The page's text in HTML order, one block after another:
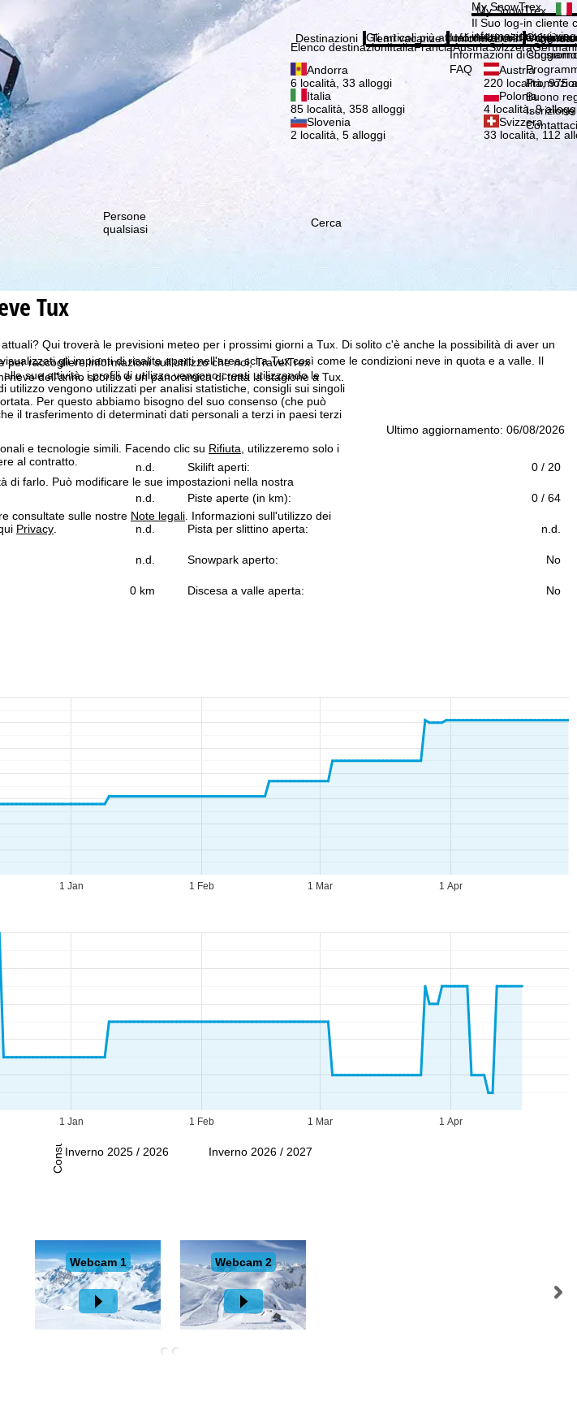
raccogliere informazioni sull'utilizzo che noi, TravelTrex
sue attività, i profili di utilizzo vengono creati utilizzando le
utilizzo vengono utilizzati per analisi statistiche, consigli sui singoli
Per questo abbiamo bisogno del suo consenso (che può
il trasferimento di determinati dati personali a terzi in paesi terzi
e tecnologie simili. Facendo clic su Rifiuta, utilizzeremo solo i
al contratto.
di farlo. Può modificare le sue impostazioni nella nostra
consultate sulle nostre Note legali . Informazioni sull'utilizzo dei
Privacy
17:00
14:00
Consulenza
Iscrizione
My SnowTrex
My SnowTrex
Il Suo log-in cliente
informazioni sui
Si
Destinazioni
Elenco destinazioniItaliaFranciaAustriaSvizzera
Andorra
6 località, 33 alloggi
Austria
220 località, 975
Italia
85 località, 358 alloggi
Polonia
4 località, 9
Slovenia
2 località, 5 alloggi
Svizzera
33 località, 112
Temi vacanze
Gli articoli più attuali della nostra rivista
Informazioni
Informazioni di
Informazioni di
FAQ
Azienda
Chi siamo
Chi siamo
Buono
Contattaci
Persone
qualsiasi
Cerca
Tux
Qui troverà le previsioni meteo per i prossimi giorni a Tux. Di solito c'è anche la possibilità di aver un
gli impianti di risalita aperti nell'area sci a Tux così come le condizioni neve in quota e a valle. Il
dell'anno scorso e un panoramica di tutta la stagione a Tux.
Ultimo aggiornamento: 06/08/2026
n.d. Skilift aperti: 0 / 20
n.d. Piste aperte (in km): 0 / 64
n.d. Pista per slittino aperta: n.d.
n.d. Snowpark aperto: No
0 km Discesa a valle aperta: No
1 Jan 1 Feb 1 Mar 1 Apr
1 Jan 1 Feb 1 Mar 1 Apr
Inverno 2025 / 2026 Inverno 2026 / 2027